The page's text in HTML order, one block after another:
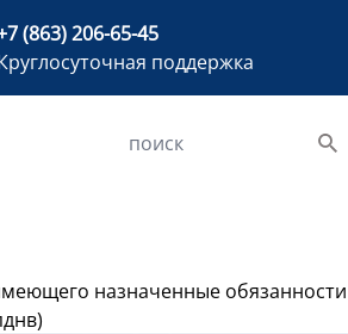
(863) 206-65-45
поддержка
назначенные